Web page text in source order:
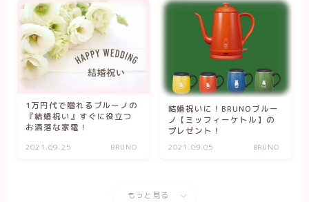
1万円代で贈れるブルーノの
『結婚祝い』すぐに役立つ
お洒落な家電！
2021.09.25 BRUNO
結婚祝いに！BRUNOブルー
ノ【ミッフィーケトル】の
プレゼント！
2021.09.05 BRUNO
もっと見る